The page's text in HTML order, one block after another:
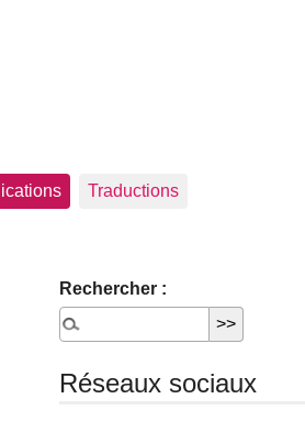
Traductions
Rechercher :
Réseaux sociaux